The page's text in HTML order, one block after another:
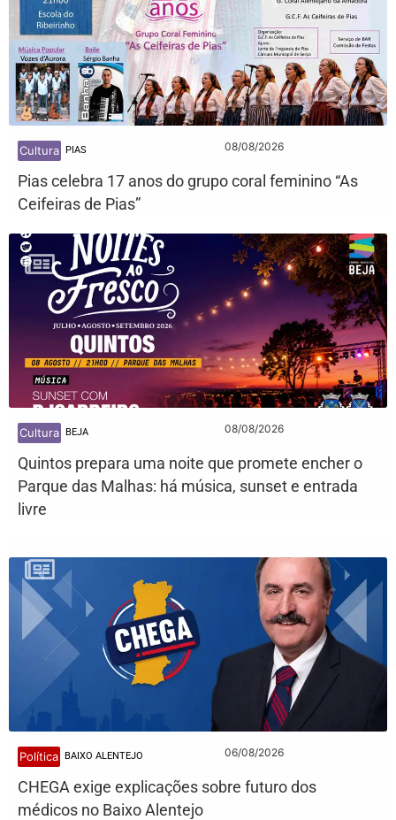
Cultura PIAS 08/08/2026
Pias celebra 17 anos do grupo coral feminino “As
Ceifeiras de Pias”
Cultura BEJA 08/08/2026
Quintos prepara uma noite que promete encher o
Parque das Malhas: há música, sunset e entrada
livre
Política BAIXO ALENTEJO 06/08/2026
CHEGA exige explicações sobre futuro dos
médicos no Baixo Alentejo